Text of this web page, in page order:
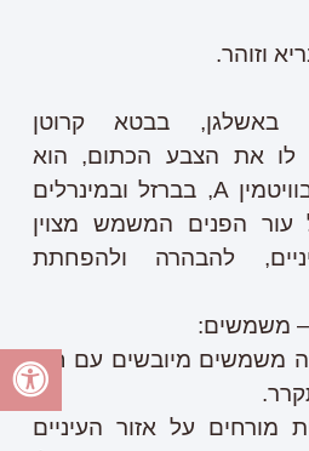
וזוהר.
באשלגן, בבטא קרוטן
לו את הצבע הכתום, הוא
עשיר בנוגדי חמצון ובוויטמין A, בברזל ובמינרלים
עור הפנים המשמש מצוין
להבהרה ולהפחתת
– משמשים:
משמשים מיובשים עם חצי
מורחים על אזור העיניים